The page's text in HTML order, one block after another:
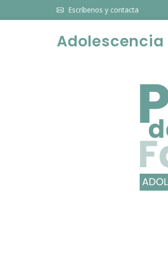
Escríbenos y contacta
Adolescencia